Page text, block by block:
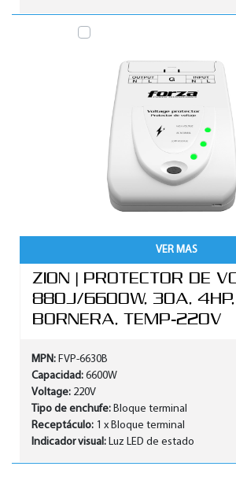
VER MAS
ZION | PROTECTOR DE
880J/6600W, 30A, 4HP,
BORNERA, TEMP-220V
MPN: FVP-6630B
Capacidad: 6600W
Voltage: 220V
Tipo de enchufe: Bloque terminal
Receptáculo: 1 x Bloque terminal
Indicador visual: Luz LED de estado